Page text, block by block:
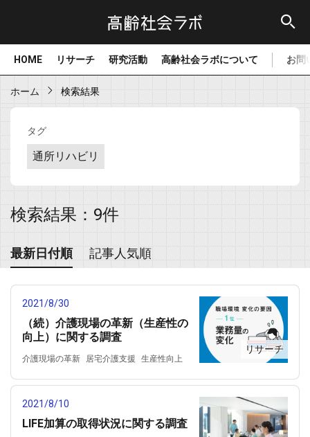
HOME リサーチ 研究活動 高齢社会ラボについて お問
ホーム 検索結果
タグ
通所リハビリ
検索結果：9件
最新日付順 記事人気順
リサーチ
2021/8/30
介護現場の革新 居宅介護支援
生産性向上
（続）介護現場の革新（生産性の
向上）に関する調査
2021/8/10
LIFE加算の取得状況に関する調査